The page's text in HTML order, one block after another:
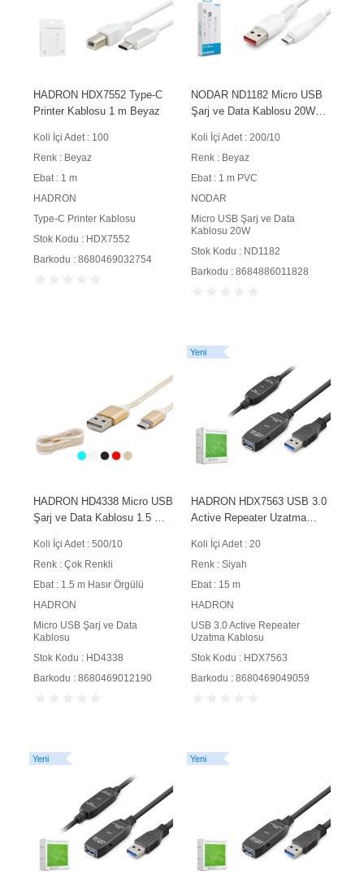
HADRON HDX7552 Type-C
Printer Kablosu 1 m Beyaz
Koli İçi Adet : 100
Renk : Beyaz
Ebat : 1 m
HADRON
Type-C Printer Kablosu
Stok Kodu : HDX7552
Barkodu : 8680469032754
NODAR ND1182 Micro USB
Şarj ve Data Kablosu 20W
Koli İçi Adet : 200/10
Renk : Beyaz
Ebat : 1 m PVC
NODAR
Micro USB Şarj ve Data
Kablosu 20W
Stok Kodu : ND1182
Barkodu : 8684886011828
HADRON HD4338 Micro USB
Şarj ve Data Kablosu 1.5 m
Koli İçi Adet : 500/10
Renk : Çok Renkli
Ebat : 1.5 m Hasır Örgülü
HADRON
Micro USB Şarj ve Data
Kablosu
Stok Kodu : HD4338
Barkodu : 8680469012190
Yeni
HADRON HDX7563 USB 3.0
Active Repeater Uzatma
Koli İçi Adet : 20
Renk : Siyah
Ebat : 15 m
HADRON
USB 3.0 Active Repeater
Uzatma Kablosu
Stok Kodu : HDX7563
Barkodu : 8680469049059
Yeni Yeni